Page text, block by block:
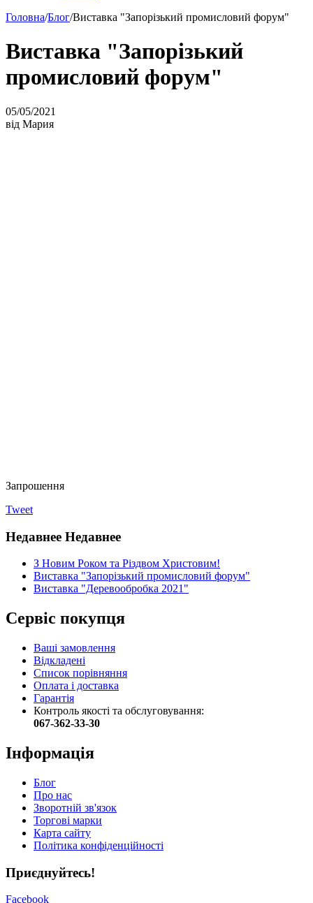
Головна/Блог/Виставка "Запорізький промисловий форум"
Виставка "Запорізький
промисловий форум"
05/05/2021
від Мария
Запрошення
Tweet
Недавнее Недавнее
З Новим Роком та Різдвом Христовим!
Виставка "Запорізький промисловий форум"
Виставка "Деревообробка 2021"
Сервіс покупця
Ваші замовлення
Відкладені
Список порівняння
Оплата і доставка
Гарантія
Контроль якості та обслуговування:
067-362-33-30
Інформація
Блог
Про нас
Зворотній зв'язок
Торгові марки
Карта сайту
Політика конфіденційності
Приєднуйтесь!
Facebook